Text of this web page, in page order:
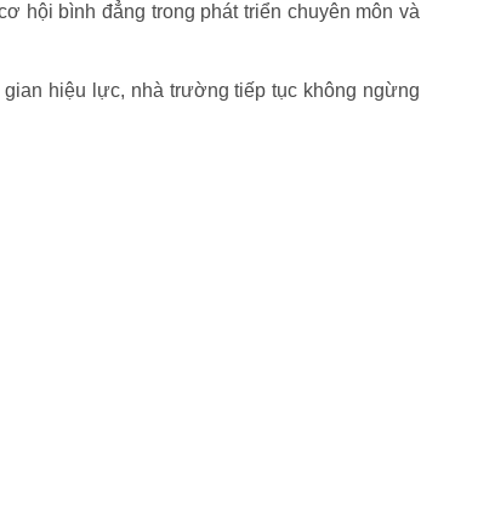
hội bình đẳng trong phát triển chuyên môn và
hiệu lực, nhà trường tiếp tục không ngừng